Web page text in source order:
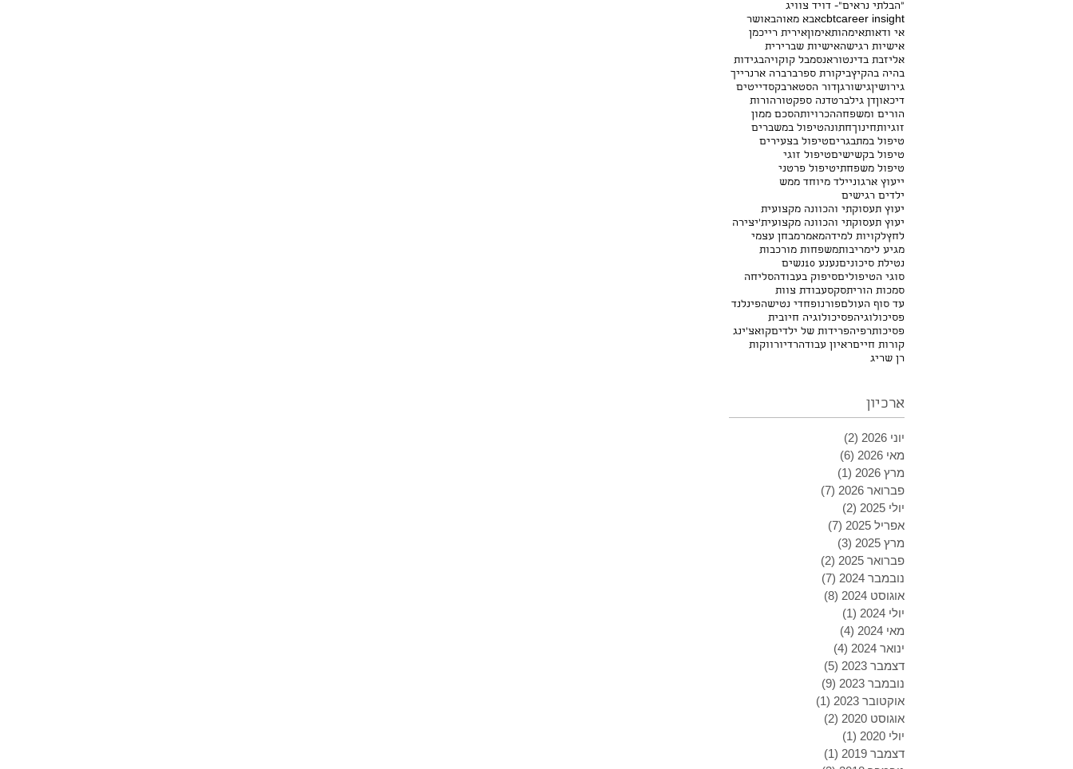
"הבלתי נראים"- דויד צוויג
career insight
cbtאבא מאוהבאושר
אי ודאותאימהותאימוןאירית רייכמן
אישיות רגישהאישיות שברירית
אליזבת בדינטוראנסמבל קוקויהבגידות
בהיה בהקיץביקורת ספרברברה ארנרייך
גירושיןגישורגןדור הסטארבקסדייטים
דיכאוןדן גילברטדנה ספקטורהורות
הורים ומשפחההכרויותהסכם ממון
זוגיותחינוךחתונהטיפול במשברים
טיפול במתבגריםטיפול בצעירים
טיפול בקשישיםטיפול זוגי
טיפול משפחתיטיפול פרטני
ייעוץ ארגוניילד מיוחד ממש
ילדים רגישים
יעוץ תעסוקתי והכוונה מקצועית
יעוץ תעסוקתי והכוונה מקצועית'יצירה
לחץלקויות למידהמאמרמבחן עצמי
מגיע לימריבותמשפחות מורכבות
נטילת סיכוניםנענע 10
נשים
סוגי הטיפוליםסיפוק בעבודהסליחה
סמכות הוריתסקסעבודת צוות
עד סוף העולםפורנופחדי נטישהפינלנד
פסיכולוגיהפסיכולוגיה חיובית
פסיכותרפיהפרידות של ילדיםקואצ'ינג
קורות חייםראיון עבודהרדיורווקות
רן שריג
ארכיון
יוני 2026 (2)
מאי 2026
(6)
מרץ 2026
(1)
פברואר 2026
(7)
יולי 2025
(2)
אפריל 2025
(7)
מרץ 2025
(3)
פברואר 2025
(2)
נובמבר 2024
(7)
אוגוסט 2024
(8)
יולי 2024
(1)
מאי 2024
(4)
ינואר 2024
(4)
דצמבר 2023
(5)
נובמבר 2023
(9)
אוקטובר 2023
(1)
אוגוסט 2020
(2)
יולי 2020
(1)
דצמבר 2019
(1)